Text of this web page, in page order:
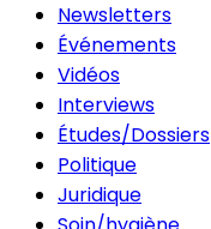
Newsletters
Événements
Vidéos
Interviews
Études/Dossiers
Politique
Juridique